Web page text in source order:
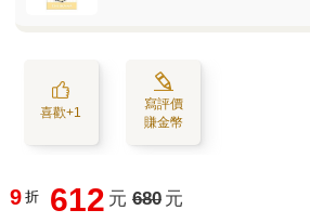
喜歡+1
寫評價
賺金幣
9 折 612 元 680 元